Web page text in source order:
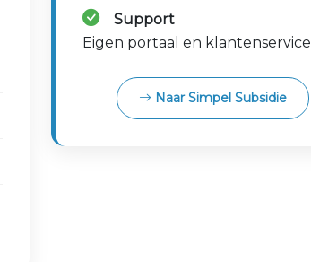
Support
Eigen portaal en klantenservice
Naar Simpel Subsidie